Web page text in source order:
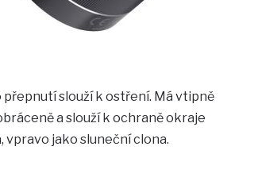
slouží k ostření. Má vtipně
a slouží k ochraně okraje
jako sluneční clona.